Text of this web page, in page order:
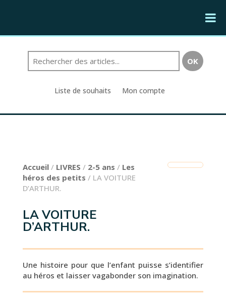
Liste de souhaits Mon compte
Accueil/ LIVRES / 2-5 ans / Les
héros des petits / LA VOITURE
D’ARTHUR.
LA VOITURE
D’ARTHUR.
Une histoire pour que l’enfant puisse s’identifier
au héros et laisser vagabonder son imagination.